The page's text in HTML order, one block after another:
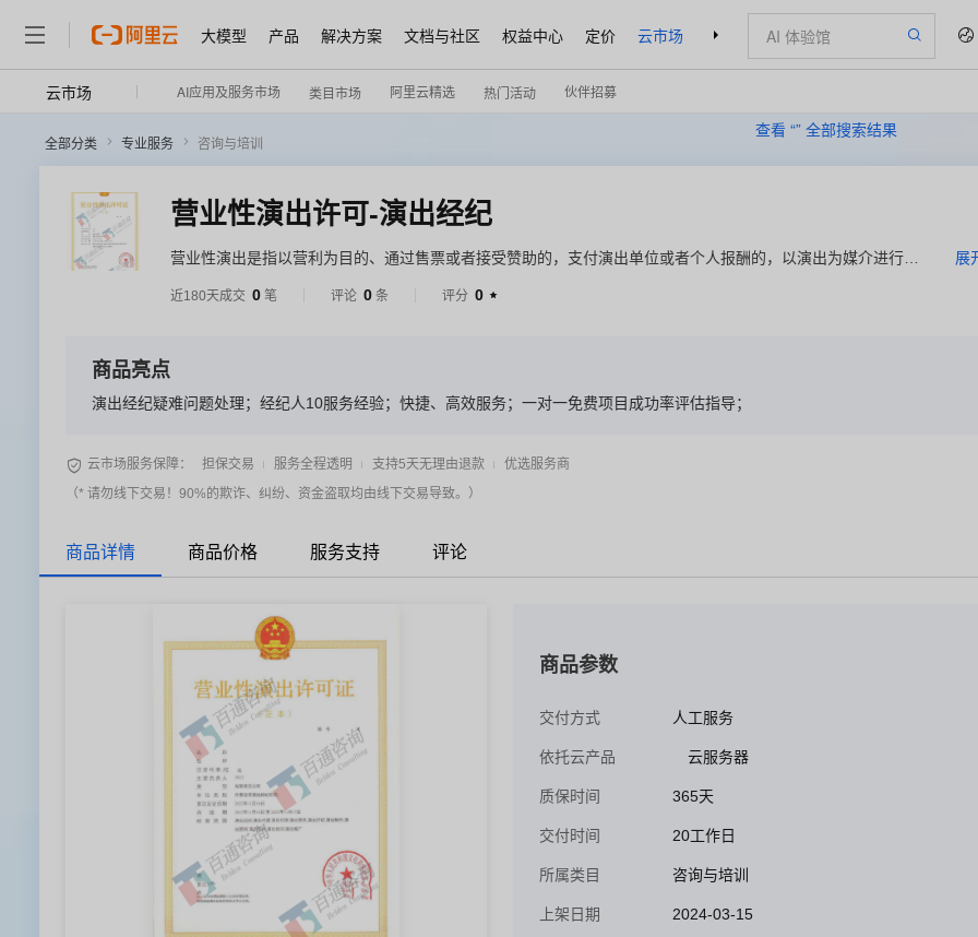
大模型 产品 解决方案 文档与社区 权益中心 定价 云市场 合作伙伴 支持与服务 了解阿里云
查看 “” 全部搜索结果
云市场 AI应用及服务市场 类目市场 阿里云精选 热门活动 伙伴招募
全部分类 专业服务 咨询与培训
营业性演出许可-演出经纪
营业性演出是指以营利为目的、通过售票或者接受赞助的，支付演出单位或者个人报酬的，以演出为媒介进行广
展
近180天成交 0 笔 评论 0 条 评分 0 
商品亮点
演出经纪疑难问题处理；经纪人10服务经验；快捷、高效服务；一对一免费项目成功率评估指导；
 云市场服务保障： 担保交易 服务全程透明 支持5天无理由退款
优选服务商
（* 请勿线下交易！90%的欺诈、纠纷、资金盗取均由线下交易导致。）
商品详情 商品价格 服务支持 评论
商品参数
交付方式 人工服务
依托云产品 云服务器
质保时间 365天
交付时间 20工作日
所属类目 咨询与培训
上架日期 2024-03-15